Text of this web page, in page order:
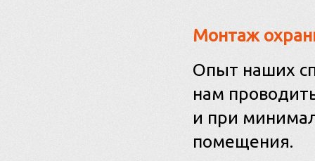
Монтаж
Опыт наших
нам
и при
помещения.